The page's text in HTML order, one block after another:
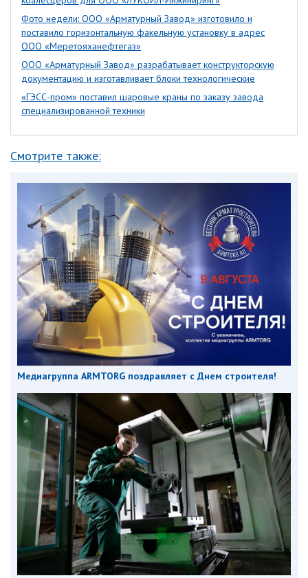
Фото недели: ООО «Арматурный Завод» изготовило и
поставило горизонтальную факельную установку в адрес
ООО «Меретояханефтегаз»
ООО «Арматурный Завод» разрабатывает конструкторскую
документацию и изготавливает блоки технологические
«ГЭСС-пром» поставил шаровые краны по заказу завода
специализированной техники
Смотрите также:
Медиагруппа ARMTORG поздравляет с Днем строителя!